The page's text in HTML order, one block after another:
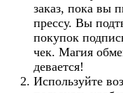
заказ, пока вы
прессу. Вы
покупок
чек. Магия
девается!
Используйте